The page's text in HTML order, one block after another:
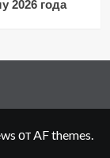
2026 года
от AF themes.